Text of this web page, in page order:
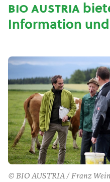
bio austria
Information
© BIO AUSTRIA / Franz